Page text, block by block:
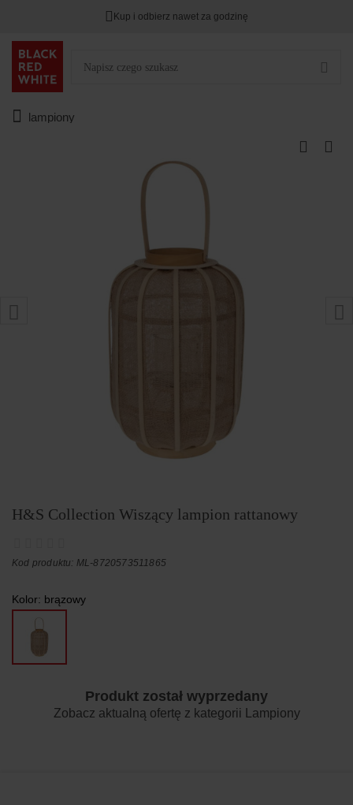
Kup i odbierz nawet za godzinę
lampiony
H&S Collection Wiszący lampion rattanowy
Kod produktu: ML-8720573511865
Kolor: brązowy
Produkt został wyprzedany
Zobacz aktualną ofertę z kategorii Lampiony